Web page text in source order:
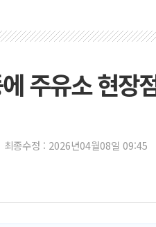
주유소 현
최종수정 : 2026년04월08일 09:45